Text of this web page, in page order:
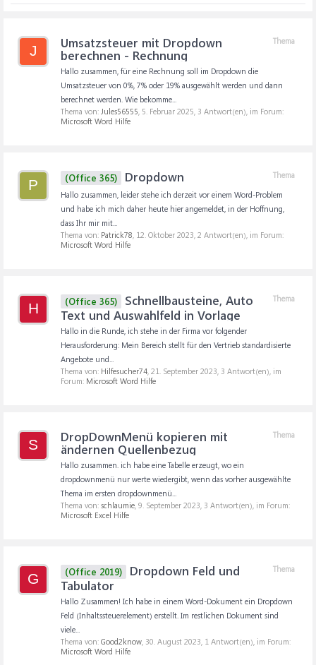
J
Thema
Umsatzsteuer mit Dropdown
berechnen - Rechnung
Hallo zusammen, für eine Rechnung soll im Dropdown die
Umsatzsteuer von 0%, 7% oder 19% ausgewählt werden und dann
berechnet werden. Wie bekomme...
Thema von: Jules56555, 5. Februar 2025, 3 Antwort(en), im Forum:
Microsoft Word Hilfe
P
Thema
(Office 365) Dropdown
Hallo zusammen, leider stehe ich derzeit vor einem Word-Problem
und habe ich mich daher heute hier angemeldet, in der Hoffnung,
dass Ihr mir mit...
Thema von: Patrick78, 12. Oktober 2023, 2 Antwort(en), im Forum:
Microsoft Word Hilfe
H
Thema
(Office 365)
Schnellbausteine, Auto
Text und Auswahlfeld in Vorlage
Hallo in die Runde, ich stehe in der Firma vor folgender
Herausforderung: Mein Bereich stellt für den Vertrieb standardisierte
Angebote und...
Thema von: Hilfesucher74, 21. September 2023, 3 Antwort(en), im
Forum: Microsoft Word Hilfe
S
Thema
DropDownMenü kopieren mit
ändernen Quellenbezug
Hallo zusammen. ich habe eine Tabelle erzeugt, wo ein
dropdownmenü nur werte wiedergibt, wenn das vorher ausgewählte
Thema im ersten dropdownmenü...
Thema von: schlaumie, 9. September 2023, 3 Antwort(en), im Forum:
Microsoft Excel Hilfe
G
Thema
(Office 2019)
Dropdown Feld und
Tabulator
Hallo Zusammen! Ich habe in einem Word-Dokument ein Dropdown
Feld (Inhaltssteuerelement) erstellt. Im restlichen Dokument sind
viele...
Thema von: Good2know, 30. August 2023, 1 Antwort(en), im Forum:
Microsoft Word Hilfe